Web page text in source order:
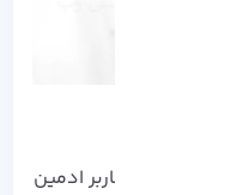
ها یک کاربر ادمین